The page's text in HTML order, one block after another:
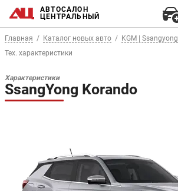
АВТОСАЛОН
ЦЕНТРАЛЬНЫЙ
Главная Каталог новых авто KGM | Ssangyong
Тех. характеристики
Характеристики
SsangYong Korando